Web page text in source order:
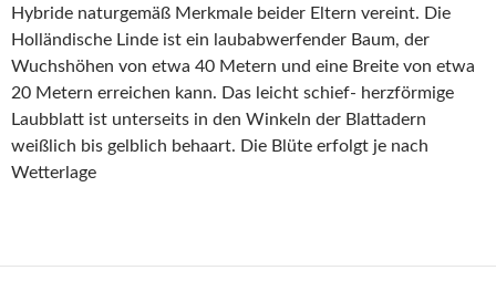
Hybride naturgemäß Merkmale beider Eltern vereint. Die
Holländische Linde ist ein laubabwerfender Baum, der
Wuchshöhen von etwa 40 Metern und eine Breite von etwa
20 Metern erreichen kann. Das leicht schief- herzförmige
Laubblatt ist unterseits in den Winkeln der Blattadern
weißlich bis gelblich behaart. Die Blüte erfolgt je nach
Wetterlage